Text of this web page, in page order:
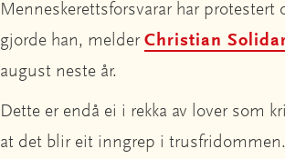
Menneskerettsforsvarar har
gjorde han, melder Christian
august neste år.
Dette er endå ei i rekka av lover som
at det blir eit inngrep i trusfridommen.